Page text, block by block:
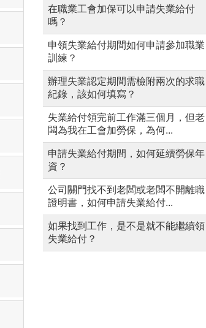
在職業工會加保可以申請失業給付
嗎？
申領失業給付期間如何申請參加職業
訓練？
辦理失業認定期間需檢附兩次的求職
紀錄，該如何填寫？
失業給付領完前工作滿三個月，但老
闆為我在工會加勞保，為何...
申請失業給付期間，如何延續勞保年
資？
公司關門找不到老闆或老闆不開離職
證明書，如何申請失業給付...
如果找到工作，是不是就不能繼續領
失業給付？